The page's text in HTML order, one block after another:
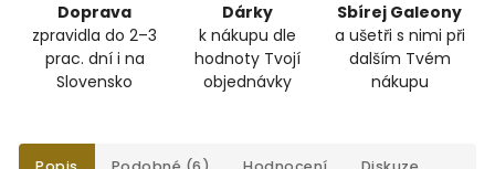
Doprava
zpravidla do 2–3
prac. dní i na
Slovensko
Dárky
k nákupu dle
hodnoty Tvojí
objednávky
Sbírej Galeony
a ušetři s nimi při
dalším Tvém
nákupu